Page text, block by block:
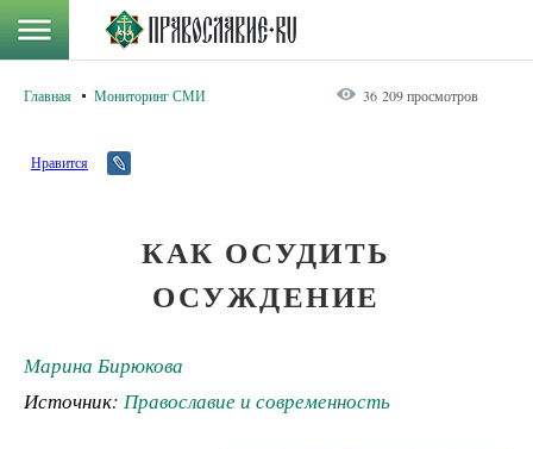
Главная Мониторинг СМИ 36 209 просмотров
Нравится
КАК ОСУДИТЬ
ОСУЖДЕНИЕ
Марина Бирюкова
Источник: Православие и современность